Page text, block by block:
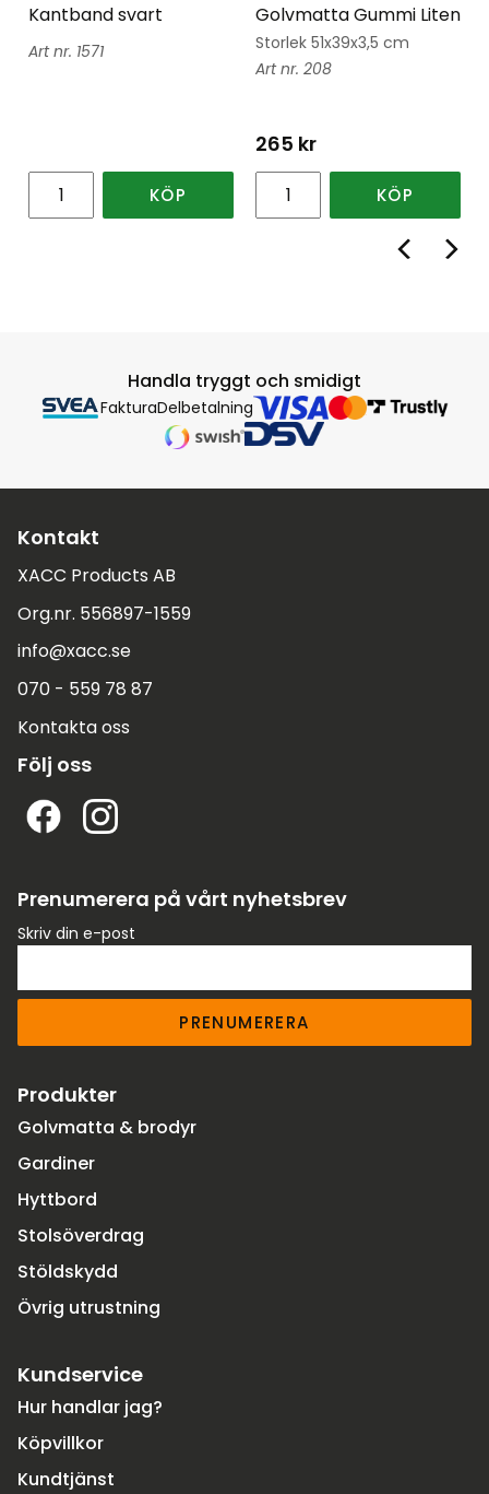
Kantband svart
1571
KÖP
Golvmatta Gummi Liten
Storlek 51x39x3,5 cm
208
265 kr
KÖP
Handla tryggt och smidigt
FakturaDelbetalning
Kontakt
XACC Products AB
Org.nr. 556897-1559
info@xacc.se
070 - 559 78 87
Kontakta oss
Följ oss
Prenumerera på vårt nyhetsbrev
Skriv din e-post
PRENUMERERA
Produkter
Golvmatta & brodyr
Gardiner
Hyttbord
Stolsöverdrag
Stöldskydd
Övrig utrustning
Kundservice
Hur handlar jag?
Köpvillkor
Kundtjänst